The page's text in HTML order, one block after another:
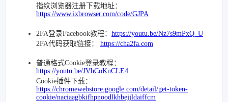
指纹浏览器注册下载地址：
https://www.ixbrowser.com/code/GJPA
2FA登录Facebook教程： https://youtu.be/Nz7s9mPxQ_U
2FA代码获取链接： https://cha2fa.com
普通格式Cookie登录教程：
https://youtu.be/JVhCoKnCLE4
Cookie插件下载：
https://chromewebstore.google.com/detail/get-token-
cookie/naciaagbkifhpnoodlkhbejjldaiffcm